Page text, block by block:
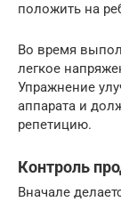
положить на
Во время
легкое
Упражнение
аппарата и
репетицию.
Контроль
Вначале